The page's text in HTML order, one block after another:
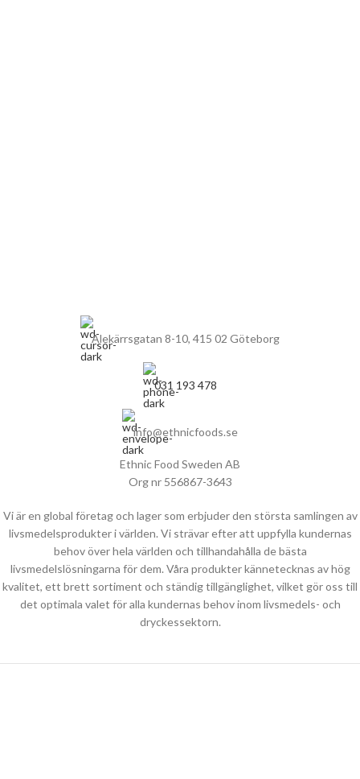
Alekärrsgatan 8-10, 415 02 Göteborg
031 193 478
info@ethnicfoods.se
Ethnic Food Sweden AB
Org nr 556867-3643
Vi är en global företag och lager som erbjuder den största samlingen av
livsmedelsprodukter i världen. Vi strävar efter att uppfylla kundernas
behov över hela världen och tillhandahålla de bästa
livsmedelslösningarna för dem. Våra produkter kännetecknas av hög
kvalitet, ett brett sortiment och ständig tillgänglighet, vilket gör oss till
det optimala valet för alla kundernas behov inom livsmedels- och
dryckessektorn.